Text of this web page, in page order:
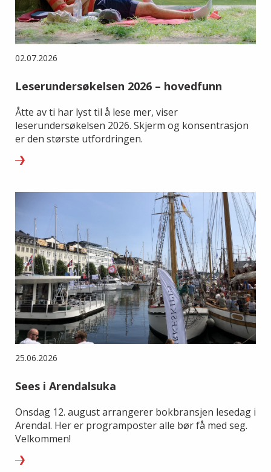
02.07.2026
Leserundersøkelsen 2026 – hovedfunn
Åtte av ti har lyst til å lese mer, viser
leserundersøkelsen 2026. Skjerm og konsentrasjon
er den største utfordringen.
25.06.2026
Sees i Arendalsuka
Onsdag 12. august arrangerer bokbransjen lesedag i
Arendal. Her er programposter alle bør få med seg.
Velkommen!